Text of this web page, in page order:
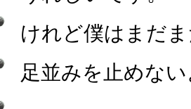
けれど僕はまだ
足並みを止めな